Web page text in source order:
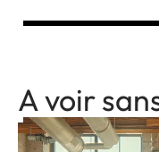
A voir